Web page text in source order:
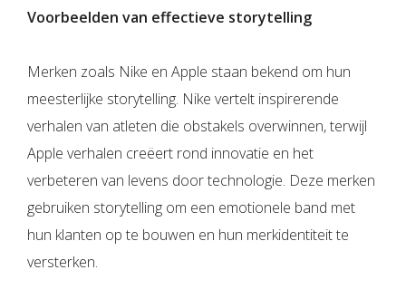
Voorbeelden van effectieve storytelling
Merken zoals Nike en Apple staan bekend om hun
meesterlijke storytelling. Nike vertelt inspirerende
verhalen van atleten die obstakels overwinnen, terwijl
Apple verhalen creëert rond innovatie en het
verbeteren van levens door technologie. Deze merken
gebruiken storytelling om een emotionele band met
hun klanten op te bouwen en hun merkidentiteit te
versterken.